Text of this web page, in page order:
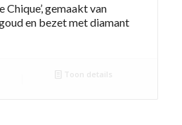
gemaakt van
en bezet met diamant
Toon details